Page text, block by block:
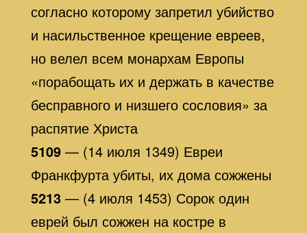
согласно которому запретил убийство
и насильственное крещение евреев,
но велел всем монархам Европы
«порабощать их и держать в качестве
бесправного и низшего сословия» за
распятие Христа
5109— (14 июля 1349) Евреи
Франкфурта убиты, их дома сожжены
5213— (4 июля 1453) Сорок один
еврей был сожжен на костре в